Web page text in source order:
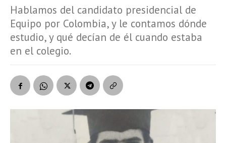
Hablamos del candidato presidencial de
Equipo por Colombia, y le contamos dónde
estudio, y qué decían de él cuando estaba
en el colegio.